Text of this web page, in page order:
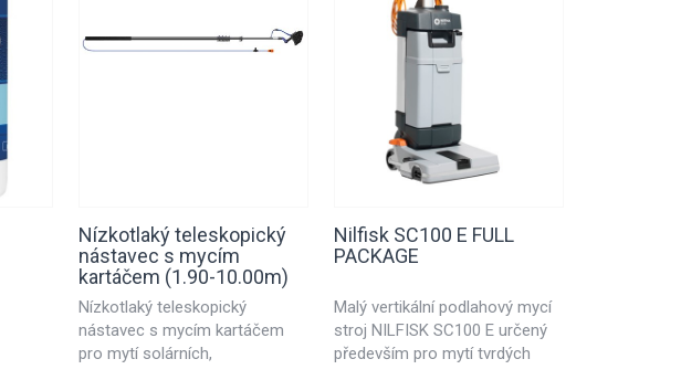
Nízkotlaký teleskopický
nástavec s mycím
kartáčem (1.90-10.00m)
Nízkotlaký teleskopický
nástavec s mycím kartáčem
pro mytí solárních,
Nilfisk SC100 E FULL
PACKAGE
Malý vertikální podlahový mycí
stroj NILFISK SC100 E určený
především pro mytí tvrdých